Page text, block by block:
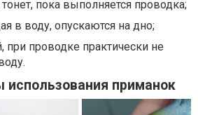
пока выполняется проводка;
в воду, опускаются на дно;
при проводке практически не
приманок